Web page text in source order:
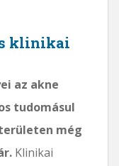
klinikai
az akne
tudomásul
még
Klinikai